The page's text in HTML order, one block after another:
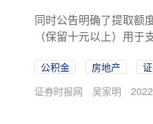
同时公告明确了提取额
（保留十元以上）用于
公积金 房地产
证券时报网
吴家明